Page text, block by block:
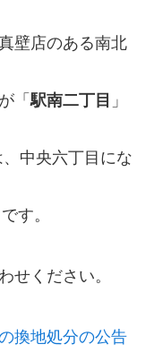
壁店のある南北
「駅南二丁目 」
中央六丁目にな
す。
せください。
換地処分の公告